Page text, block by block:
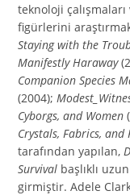
teknoloji
figürlerini
Staying with the
Manifestly Haraway
Companion Species
(2004);
Cyborgs, and Women
Crystals, Fabrics, and
tarafından yapılan,
Survival başlıklı
girmiştir. Adele